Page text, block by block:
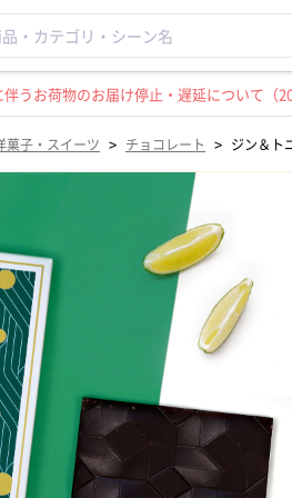
うお荷物のお届け停止・遅延について（
菓子・スイーツ > チョコレート > ジン＆ト